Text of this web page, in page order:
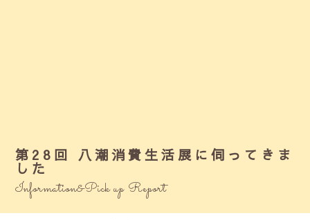
第28回 八潮消費生活展に伺ってきま
した
Information&Pick up Report